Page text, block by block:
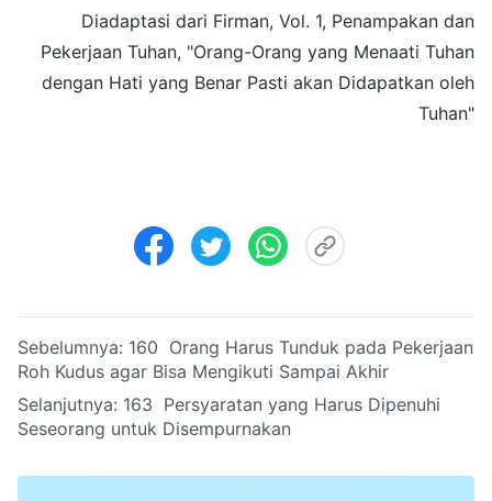
Diadaptasi dari Firman, Vol. 1, Penampakan dan
Pekerjaan Tuhan, "Orang-Orang yang Menaati Tuhan
dengan Hati yang Benar Pasti akan Didapatkan oleh
Tuhan"
Sebelumnya: 160 Orang Harus Tunduk pada Pekerjaan
Roh Kudus agar Bisa Mengikuti Sampai Akhir
Selanjutnya: 163 Persyaratan yang Harus Dipenuhi
Seseorang untuk Disempurnakan